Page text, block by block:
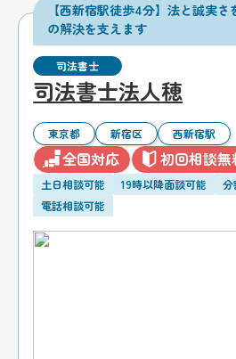
【西新宿駅徒歩4分】法と誠実
の解決を支えます
司法書士
司法書士法人穂
東京都 新宿区 西新宿駅
全国対応 初回相談無
土日相談可能 19時以降面談可能
分
電話相談可能